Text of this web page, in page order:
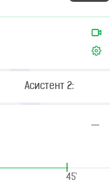
Асистент 2:
|
45'
—